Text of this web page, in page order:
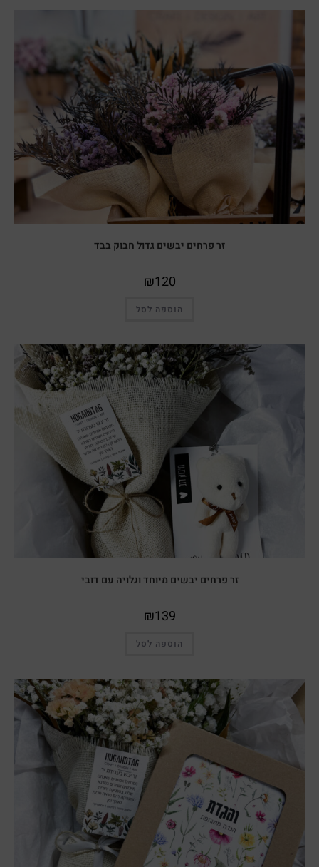
זר פרחים יבשים גדול חבוק בבד
₪120
הוספה לסל
זר פרחים יבשים מיוחד וגלויה עם דובי
₪139
הוספה לסל